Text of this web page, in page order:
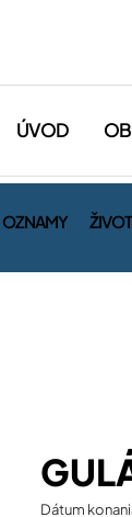
ÚVOD
OZNAMY
Dátum